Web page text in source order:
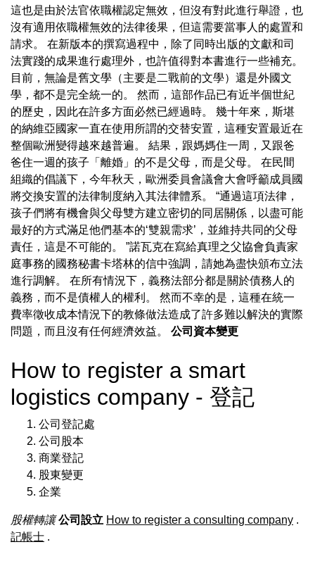
這也是由於法官依職權認定無效，但沒有對此進行舉證，也
沒有適用依職權無效的法律後果，但這需要當事人的處置和
請求。 在新版本的撰寫過程中，除了同時出版的文獻和司
法實踐的成果進行處理外，也許值得對本書進行一些補充。
目前，無論是舊文學（主要是二戰前的文學）還是外國文
學，都不是完全統一的。 然而，這部作品已有近半個世紀
的歷史，因此在許多方面必然已經過時。 幾十年來，斯堪
的納維亞國家一直在使用所謂的交替安置，這種安置最近在
整個歐洲變得越來越普遍。 結果，跟媽媽住一周，又跟爸
爸住一週的孩子「離婚」的不是父母，而是父母。 在民間
組織的倡議下，今年秋天，歐洲委員會議會大會呼籲成員國
將交換安置的法律制度納入其法律體系。 “通過這項法律，
孩子們將有機會與父母雙方建立密切的同居關係，以盡可能
最好的方式滿足他們基本的‘雙親需求’，並維持共同的父母
責任，這是不可能的。 ”諾瓦克在寫給真理之父協會負責家
庭事務的國務秘書卡塔林的信中強調，請她為盡快頒布立法
進行調解。 在所有情況下，義務法部分都是關於債務人的
義務，而不是債權人的權利。 然而不幸的是，這種在統一
費率徵收成本情況下的教條做法造成了許多難以解決的實際
問題，而且沒有任何經濟效益。 公司資本變更
How to register a smart
logistics company - 登記
公司登記處
公司股本
商業登記
股東變更
企業
股權轉讓 公司設立 How to register a consulting company .
記帳士 .